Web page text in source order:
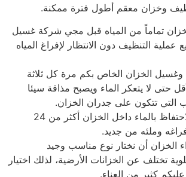
وخزان معقم أطول فترة ممكنة.
تماماً من المياه قبل مجي شركة غسيل
عملية التنظيف دون الانتظار لإفراغ المياه
الخزان الخاص بكم مرة كل ثلاثة
حتى لا يتعكر الماء ويصبح مذاقة سيئا
التي تتكون على جدران الخزان.
يفضل عدم الاحتفاظ بالماء داخل الخزان أكثر من 24
وملئه من جديد.
الخزان أن نختار نوع مناسب وجيد
تختلف عن الخزانات الأرضية، لذلك اختيار
كثير من العناء.